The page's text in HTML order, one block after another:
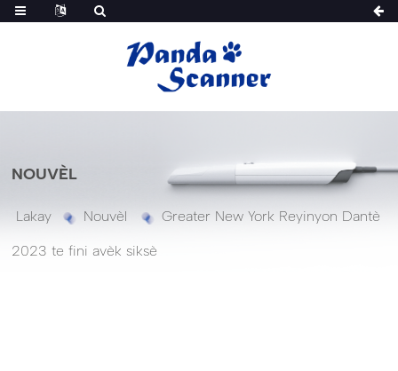
NOUVÈL
Lakay Nouvèl Greater New York Reyinyon Dantè
2023 te fini avèk siksè